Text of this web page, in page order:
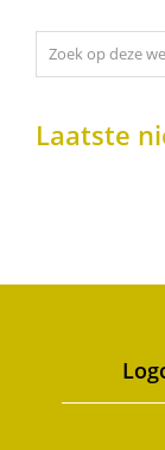
website
Laatste